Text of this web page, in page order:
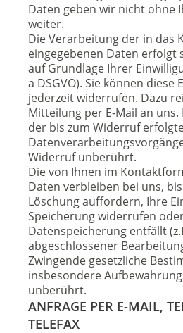
Daten geben wir nicht ohne
weiter.
Die Verarbeitung der in das
eingegebenen Daten erfolgt
auf Grundlage Ihrer
a DSGVO). Sie können diese
jederzeit widerrufen. Dazu
Mitteilung per E-Mail an
der bis zum Widerruf
Widerruf unberührt.
Die von Ihnen im
Daten verbleiben bei uns,
Löschung auffordern, Ihre
Speicherung widerrufen
Datenspeicherung entfällt
abgeschlossener
Zwingende gesetzliche
insbesondere
unberührt.
ANFRAGE PER E-MAIL,
TELEFAX